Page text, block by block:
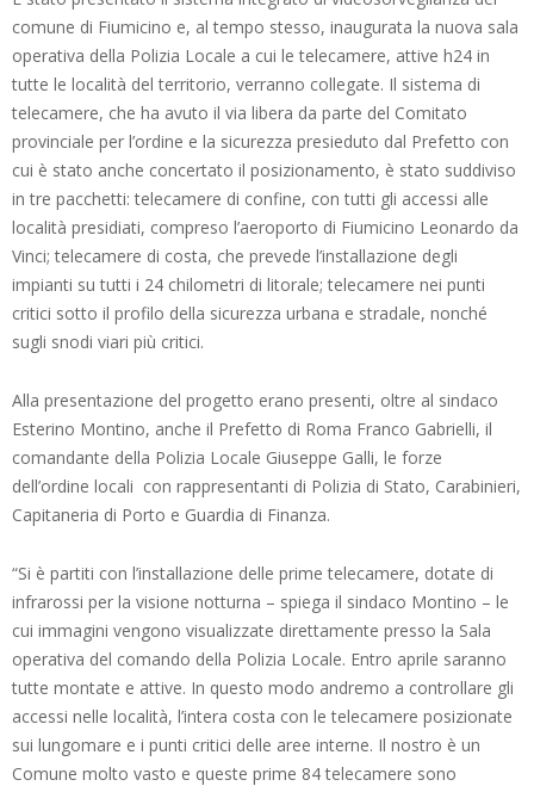
comune di Fiumicino e, al tempo stesso, inaugurata la nuova sala
operativa della Polizia Locale a cui le telecamere, attive h24 in
tutte le località del territorio, verranno collegate. Il sistema di
telecamere, che ha avuto il via libera da parte del Comitato
provinciale per l’ordine e la sicurezza presieduto dal Prefetto con
cui è stato anche concertato il posizionamento, è stato suddiviso
in tre pacchetti: telecamere di confine, con tutti gli accessi alle
località presidiati, compreso l’aeroporto di Fiumicino Leonardo da
Vinci; telecamere di costa, che prevede l’installazione degli
impianti su tutti i 24 chilometri di litorale; telecamere nei punti
critici sotto il profilo della sicurezza urbana e stradale, nonché
sugli snodi viari più critici.
Alla presentazione del progetto erano presenti, oltre al sindaco
Esterino Montino, anche il Prefetto di Roma Franco Gabrielli, il
comandante della Polizia Locale Giuseppe Galli, le forze
dell’ordine locali con rappresentanti di Polizia di Stato, Carabinieri,
Capitaneria di Porto e Guardia di Finanza.
“Si è partiti con l’installazione delle prime telecamere, dotate di
infrarossi per la visione notturna – spiega il sindaco Montino – le
cui immagini vengono visualizzate direttamente presso la Sala
operativa del comando della Polizia Locale. Entro aprile saranno
tutte montate e attive. In questo modo andremo a controllare gli
accessi nelle località, l’intera costa con le telecamere posizionate
sui lungomare e i punti critici delle aree interne. Il nostro è un
Comune molto vasto e queste prime 84 telecamere sono